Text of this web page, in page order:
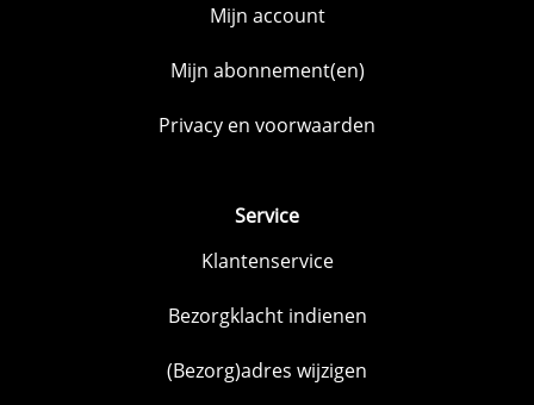
Mijn account
Mijn abonnement(en)
Privacy en voorwaarden
Service
Klantenservice
Bezorgklacht indienen
(Bezorg)adres wijzigen